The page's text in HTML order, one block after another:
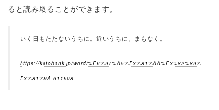
ると読み取ることができます。
いく日もたたないうちに。近いうちに。まもなく。
https://kotobank.jp/word/%E6%97%A5%E3%81%AA%E3%82%89%
E3%81%9A-611908